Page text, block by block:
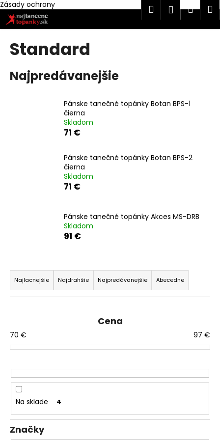
Zásady ochrany
Prejsť
na
obsah
Hľadať
košík
Standard
Najpredávanejšie
Pánske tanečné topánky Botan BPS-1
čierna
Skladom
71 €
Pánske tanečné topánky Botan BPS-2
čierna
Skladom
71 €
Pánske tanečné topánky Akces MS-DRB
Skladom
91 €
R
a
d
i
e
r
o
d
u
k
t
Najlacnejšie Najdrahšie Najpredávanejšie Abecedne
Cena
70 € 97 €
Na sklade 4
Značky
K
š Späť
Späť
Č
p
ť
?
O
d
p
r
ú